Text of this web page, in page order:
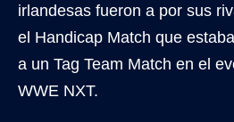
irlandesas fueron a por sus
el Handicap Match que
a un Tag Team Match en el
WWE NXT.